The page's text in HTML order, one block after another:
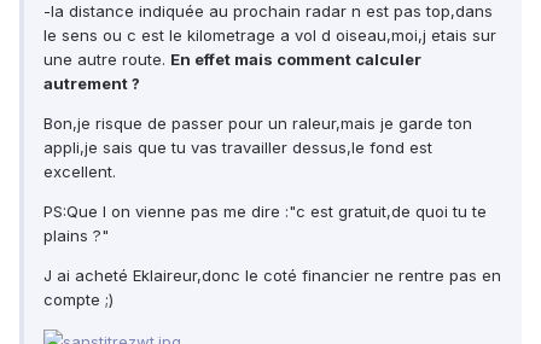
-la distance indiquée au prochain radar n est pas top,dans
le sens ou c est le kilometrage a vol d oiseau,moi,j etais sur
une autre route. En effet mais comment calculer
autrement ?
Bon,je risque de passer pour un raleur,mais je garde ton
appli,je sais que tu vas travailler dessus,le fond est
excellent.
PS:Que l on vienne pas me dire :"c est gratuit,de quoi tu te
plains ?"
J ai acheté Eklaireur,donc le coté financier ne rentre pas en
compte ;)